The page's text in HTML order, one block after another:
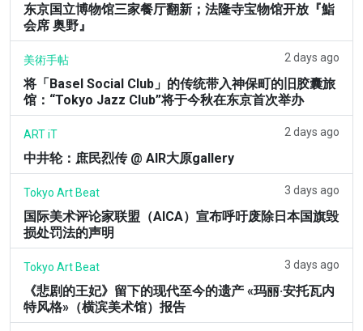
东京国立博物馆三家餐厅翻新；法隆寺宝物馆开放『鮨
会席 奥野』
美術手帖 2 days ago
将「Basel Social Club」的传统带入神保町的旧胶囊旅
馆：“Tokyo Jazz Club”将于今秋在东京首次举办
ART iT 2 days ago
中井轮：庶民烈传 @ AIR大原gallery
Tokyo Art Beat 3 days ago
国际美术评论家联盟（AICA）宣布呼吁废除日本国旗毁
损处罚法的声明
Tokyo Art Beat 3 days ago
《悲剧的王妃》留下的现代至今的遗产 «玛丽·安托瓦内
特风格»（横滨美术馆）报告